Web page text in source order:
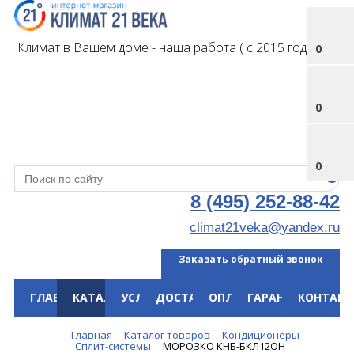
0
0
0
Климат в Вашем доме - наша работа ( с 2015 года )
8 (495) 252-88-42
climat21veka@yandex.ru
Заказать обратный звонок
ГЛАВНАЯКАТАЛОГУСЛУГИДОСТАВКАОПЛАТАГАРАНТИЯ
Главная Каталог товаров Кондиционеры
Сплит-системы МОРОЗКО КНБ-БКЛ12ОН